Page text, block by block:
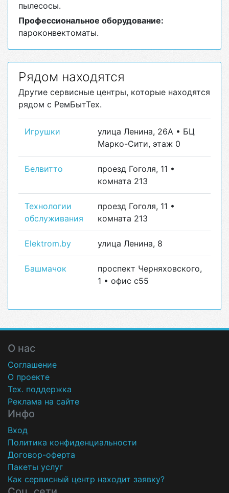
пылесосы.
Профессиональное оборудование:
пароконвектоматы.
Рядом находятся
Другие сервисные центры, которые находятся
рядом с РемБытТех.
Игрушки
улица Ленина, 26А • БЦ
Марко-Сити, этаж 0
Белвитто
проезд Гоголя, 11 •
комната 213
Технологии
обслуживания
проезд Гоголя, 11 •
комната 213
Elektrom.by улица Ленина, 8
Башмачок
проспект Черняховского,
1 • офис с55
О нас
Соглашение
О проекте
Тех. поддержка
Реклама на сайте
Инфо
Вход
Политика конфиденциальности
Договор-оферта
Пакеты услуг
Как сервисный центр находит заявку?